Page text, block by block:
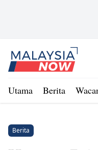
Home
Utama Berita
Berita